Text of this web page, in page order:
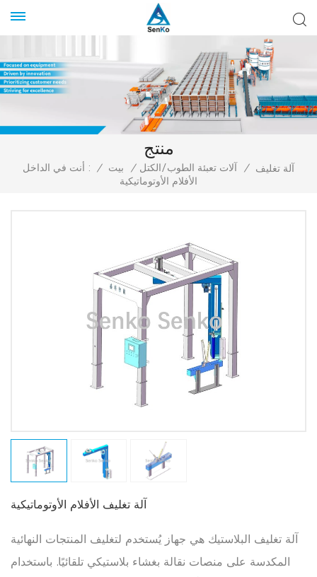
منتج
أنت في الداخل : / بيت / آلات تعبئة الطوب/الكتل /
آلة تغليف
الأفلام الأوتوماتيكية
آلة تغليف الأفلام الأوتوماتيكية
آلة تغليف البلاستيك هي جهاز يُستخدم لتغليف المنتجات النهائية
المكدسة على منصات نقالة بغشاء بلاستيكي تلقائيًا. باستخدام